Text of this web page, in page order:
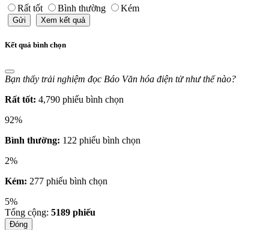
Rất tốt Bình thường Kém
Gửi Xem kết quả
Kết quả bình chọn
Bạn thấy trải nghiệm đọc Báo Văn hóa điện tử như thế nào?
Rất tốt: 4,790 phiếu bình chọn
92%
Bình thường: 122 phiếu bình chọn
2%
Kém: 277 phiếu bình chọn
5%
Tổng cộng: 5189 phiếu
Đóng